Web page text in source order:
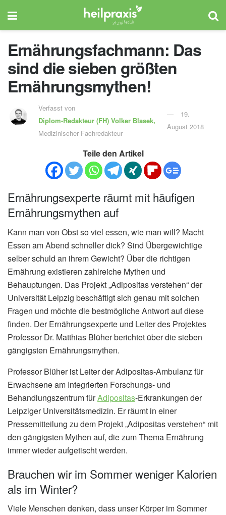
Ernährungsfachmann: Das
sind die sieben größten
Ernährungsmythen!
Verfasst von
Diplom-Redakteur (FH)Volker Blasek,
Medizinischer Fachredakteur
19.
August 2018
Teile den Artikel
Ernährungsexperte räumt mit häufigen
Ernährungsmythen auf
Kann man von Obst so viel essen, wie man will? Macht
Essen am Abend schneller dick? Sind Übergewichtige
selber schuld an ihrem Gewicht? Über die richtigen
Ernährung existieren zahlreiche Mythen und
Behauptungen. Das Projekt „Adipositas verstehen“ der
Universität Leipzig beschäftigt sich genau mit solchen
Fragen und möchte die bestmögliche Antwort auf diese
finden. Der Ernährungsexperte und Leiter des Projektes
Professor Dr. Matthias Blüher berichtet über die sieben
gängigsten Ernährungsmythen.
Professor Blüher ist Leiter der Adipositas-Ambulanz für
Erwachsene am Integrierten Forschungs- und
Behandlungszentrum fürAdipositas-Erkrankungen der
Leipziger Universitätsmedizin. Er räumt in einer
Pressemitteilung zu dem Projekt „Adipositas verstehen“ mit
den gängigsten Mythen auf, die zum Thema Ernährung
immer wieder aufgetischt werden.
Brauchen wir im Sommer weniger Kalorien
als im Winter?
Viele Menschen denken, dass unser Körper im Sommer